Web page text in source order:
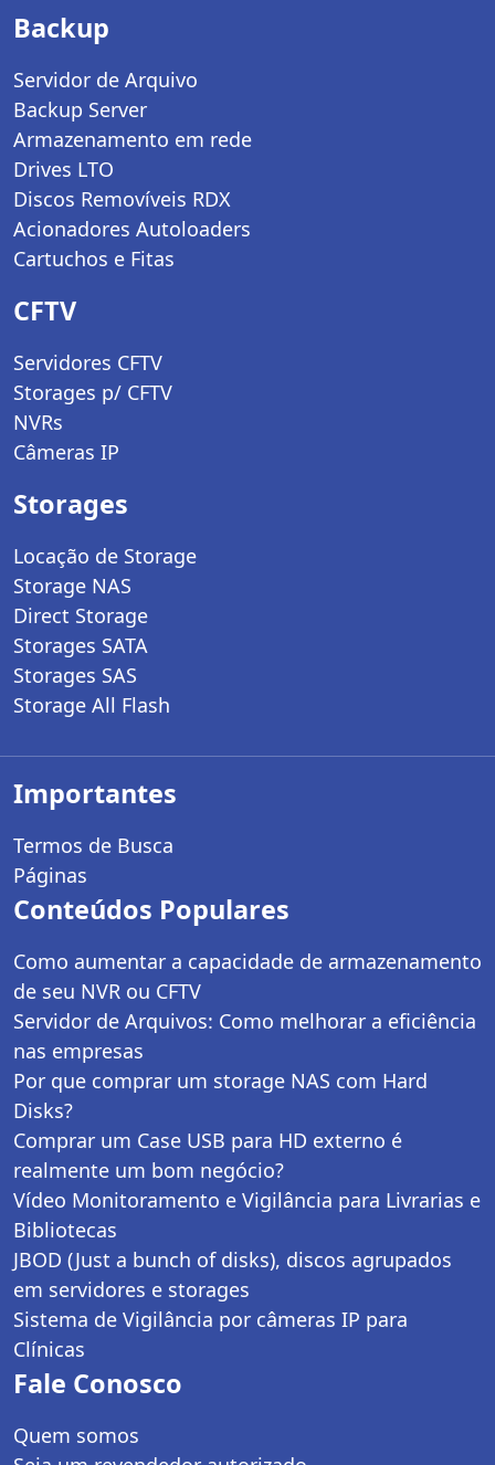
Backup
Servidor de Arquivo
Backup Server
Armazenamento em rede
Drives LTO
Discos Removíveis RDX
Acionadores Autoloaders
Cartuchos e Fitas
CFTV
Servidores CFTV
Storages p/ CFTV
NVRs
Câmeras IP
Storages
Locação de Storage
Storage NAS
Direct Storage
Storages SATA
Storages SAS
Storage All Flash
Importantes
Termos de Busca
Páginas
Conteúdos Populares
Como aumentar a capacidade de armazenamento
de seu NVR ou CFTV
Servidor de Arquivos: Como melhorar a eficiência
nas empresas
Por que comprar um storage NAS com Hard
Disks?
Comprar um Case USB para HD externo é
realmente um bom negócio?
Vídeo Monitoramento e Vigilância para Livrarias e
Bibliotecas
JBOD (Just a bunch of disks), discos agrupados
em servidores e storages
Sistema de Vigilância por câmeras IP para
Clínicas
Fale Conosco
Quem somos